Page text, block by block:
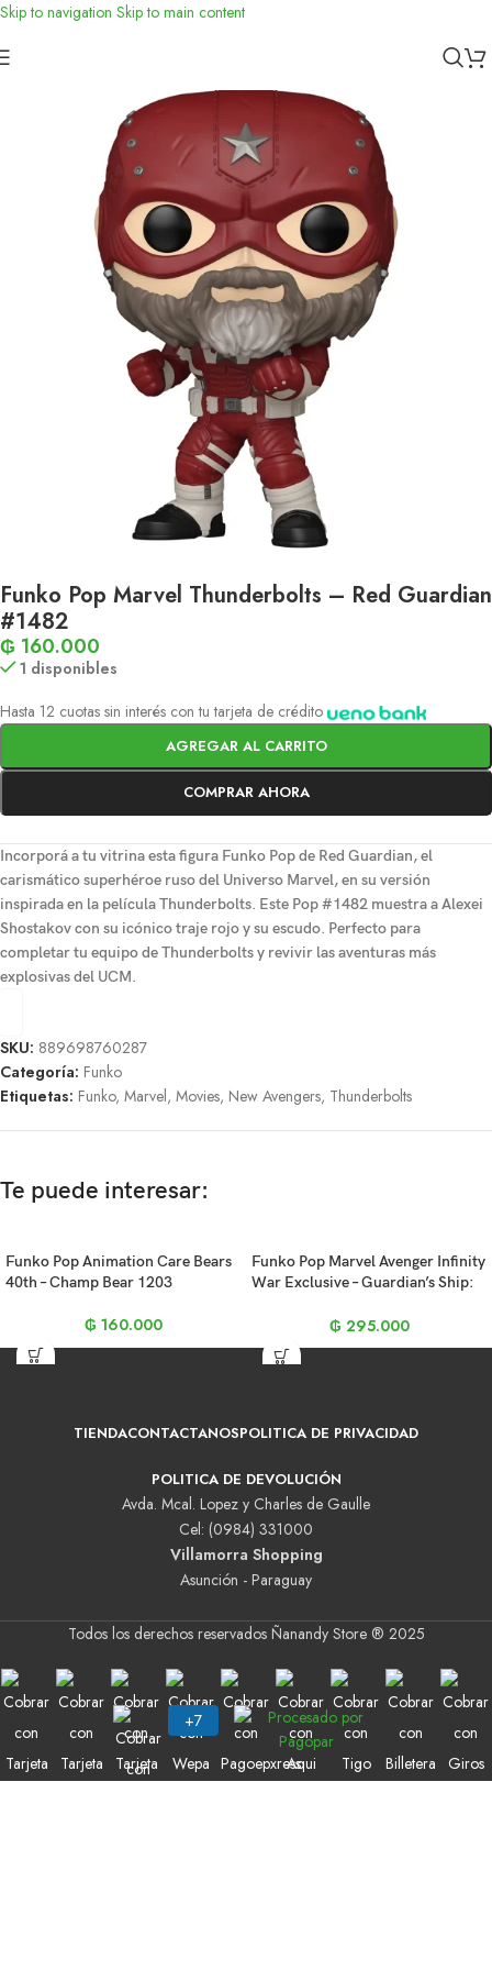
Skip to navigation Skip to main content
Inicio
Funko Pop Marvel Thunderbolts – Red Guardian
#1482
₲ 160.000
1 disponibles
Hasta 12 cuotas sin interés con tu tarjeta de crédito
AGREGAR AL CARRITO
COMPRAR AHORA
Incorporá a tu vitrina esta figura Funko Pop de Red Guardian, el
carismático superhéroe ruso del Universo Marvel, en su versión
inspirada en la película Thunderbolts. Este Pop #1482 muestra a Alexei
Shostakov con su icónico traje rojo y su escudo. Perfecto para
completar tu equipo de Thunderbolts y revivir las aventuras más
explosivas del UCM.
SKU: 889698760287
Categoría: Funko
Etiquetas: Funko, Marvel, Movies, New Avengers, Thunderbolts
Te puede interesar:
Funko Pop Animation Care Bears
40th – Champ Bear 1203
₲ 160.000
Funko Pop Marvel Avenger Infinity
War Exclusive – Guardian’s Ship:
₲ 295.000
TIENDACONTACTANOSPOLITICA DE PRIVACIDAD
POLITICA DE DEVOLUCIÓN
Avda. Mcal. Lopez y Charles de Gaulle
Cel: (0984) 331000
Villamorra Shopping
Asunción - Paraguay
Todos los derechos reservados Ñanandy Store ® 2025
Buscar